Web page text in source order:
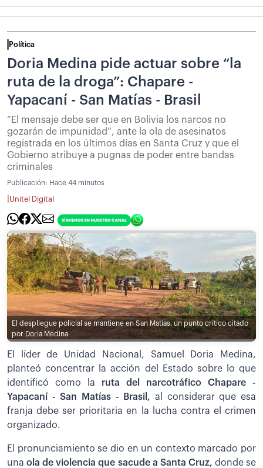
Política
Doria Medina pide actuar sobre “la
ruta de la droga”: Chapare -
Yapacaní - San Matías - Brasil
“El mensaje debe ser que en Bolivia los narcos no
gozarán de impunidad”, ante la ola de asesinatos
registrada en los últimos días en Santa Cruz y que el
Gobierno atribuye a pugnas de poder entre bandas
criminales
Publicación: Hace 44 minutos
Unitel Digital
El despliegue policial se mantiene en San Matías, un punto crítico citado
por Doria Medina
El líder de Unidad Nacional, Samuel Doria Medina,
planteó concentrar la acción del Estado sobre lo que
identificó como la ruta del narcotráfico Chapare -
Yapacaní - San Matías - Brasil, al considerar que esa
franja debe ser prioritaria en la lucha contra el crimen
organizado.
El pronunciamiento se dio en un contexto marcado por
una ola de violencia que sacude a Santa Cruz, donde se